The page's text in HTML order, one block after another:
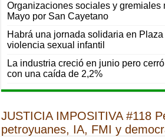
Organizaciones sociales y gremiales
Mayo por San Cayetano
Habrá una jornada solidaria en
violencia sexual infantil
La industria creció en junio pero
con una caída de 2,2%
JUSTICIA IMPOSITIVA #118
petroyuanes, IA, FMI y